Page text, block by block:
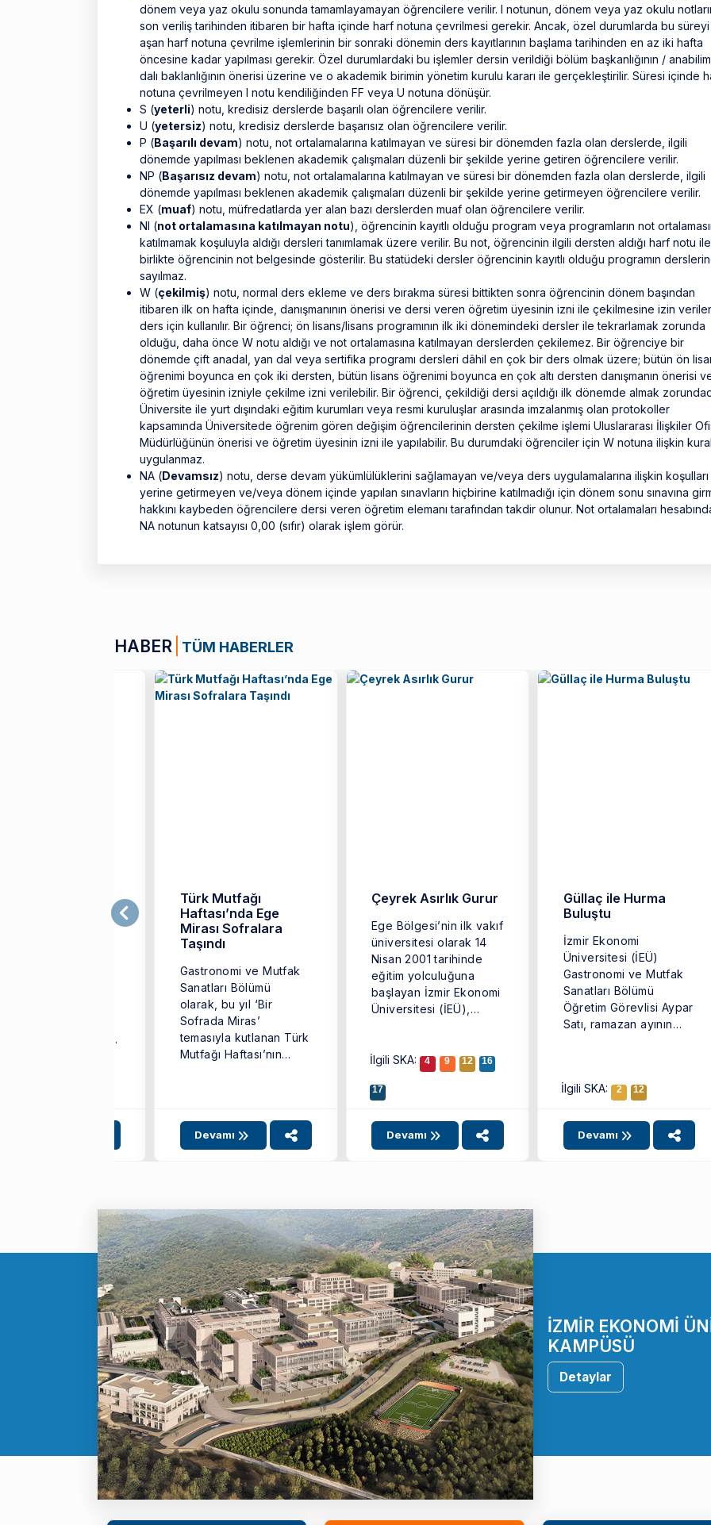
dönem veya yaz okulu sonunda tamamlayamayan öğrencilere verilir. I notunun, dönem veya yaz okulu
son veriliş tarihinden itibaren bir hafta içinde harf notuna çevrilmesi gerekir. Ancak, özel durumlarda bu süreyi
aşan harf notuna çevrilme işlemlerinin bir sonraki dönemin ders kayıtlarının başlama tarihinden en az iki hafta
öncesine kadar yapılması gerekir. Özel durumlardaki bu işlemler dersin verildiği bölüm başkanlığının / anabilim
dalı baklanlığının önerisi üzerine ve o akademik birimin yönetim kurulu kararı ile gerçekleştirilir. Süresi içinde
notuna çevrilmeyen I notu kendiliğinden FF veya U notuna dönüşür.
S (yeterli) notu, kredisiz derslerde başarılı olan öğrencilere verilir.
U (yetersiz) notu, kredisiz derslerde başarısız olan öğrencilere verilir.
P (Başarılı devam) notu, not ortalamalarına katılmayan ve süresi bir dönemden fazla olan derslerde, ilgili
dönemde yapılması beklenen akademik çalışmaları düzenli bir şekilde yerine getiren öğrencilere verilir.
NP (Başarısız devam) notu, not ortalamalarına katılmayan ve süresi bir dönemden fazla olan derslerde, ilgili
dönemde yapılması beklenen akademik çalışmaları düzenli bir şekilde yerine getirmeyen öğrencilere verilir.
EX (muaf) notu, müfredatlarda yer alan bazı derslerden muaf olan öğrencilere verilir.
NI (not ortalamasına katılmayan notu), öğrencinin kayıtlı olduğu program veya programların not
katılmamak koşuluyla aldığı dersleri tanımlamak üzere verilir. Bu not, öğrencinin ilgili dersten aldığı harf notu ile
birlikte öğrencinin not belgesinde gösterilir. Bu statüdeki dersler öğrencinin kayıtlı olduğu programın
sayılmaz.
W (çekilmiş) notu, normal ders ekleme ve ders bırakma süresi bittikten sonra öğrencinin dönem başından
itibaren ilk on hafta içinde, danışmanının önerisi ve dersi veren öğretim üyesinin izni ile çekilmesine izin
ders için kullanılır. Bir öğrenci; ön lisans/lisans programının ilk iki dönemindeki dersler ile tekrarlamak zorunda
olduğu, daha önce W notu aldığı ve not ortalamasına katılmayan derslerden çekilemez. Bir öğrenciye bir
dönemde çift anadal, yan dal veya sertifika programı dersleri dâhil en çok bir ders olmak üzere; bütün ön
öğrenimi boyunca en çok iki dersten, bütün lisans öğrenimi boyunca en çok altı dersten danışmanın önerisi
öğretim üyesinin izniyle çekilme izni verilebilir. Bir öğrenci, çekildiği dersi açıldığı ilk dönemde almak
Üniversite ile yurt dışındaki eğitim kurumları veya resmi kuruluşlar arasında imzalanmış olan protokoller
kapsamında Üniversitede öğrenim gören değişim öğrencilerinin dersten çekilme işlemi Uluslararası İlişkiler
Müdürlüğünün önerisi ve öğretim üyesinin izni ile yapılabilir. Bu durumdaki öğrenciler için W notuna ilişkin
uygulanmaz.
NA (Devamsız) notu, derse devam yükümlülüklerini sağlamayan ve/veya ders uygulamalarına ilişkin koşulları
yerine getirmeyen ve/veya dönem içinde yapılan sınavların hiçbirine katılmadığı için dönem sonu sınavına
hakkını kaybeden öğrencilere dersi veren öğretim elemanı tarafından takdir olunur. Not ortalamaları
NA notunun katsayısı 0,00 (sıfır) olarak işlem görür.
HABER TÜM HABERLER
Türk Mutfağı
Haftası’nda Ege
Mirası Sofralara
Taşındı
Gastronomi ve Mutfak
Sanatları Bölümü
olarak, bu yıl ‘Bir
Sofrada Miras’
temasıyla kutlanan Türk
Mutfağı Haftası’nın
Devamı
Çeyrek Asırlık Gurur
Ege Bölgesi’nin ilk vakıf
üniversitesi olarak 14
Nisan 2001 tarihinde
eğitim yolculuğuna
başlayan İzmir Ekonomi
Üniversitesi (İEÜ),
İlgili SKA: 4 9 12 16
17
Devamı
Güllaç ile Hurma
Buluştu
İzmir Ekonomi
Üniversitesi (İEÜ)
Gastronomi ve Mutfak
Sanatları Bölümü
Öğretim Görevlisi Aypar
Satı, ramazan ayının
İlgili SKA: 2 12
Devamı
İZMİR EKONOMİ
KAMPÜSÜ
Detaylar